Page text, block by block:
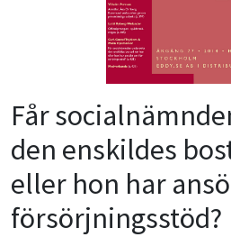
Får
den enskildes
eller hon har
försörjningsstöd?